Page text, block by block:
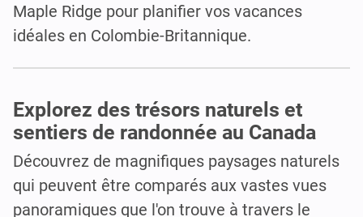
Maple Ridge pour planifier vos vacances
idéales en Colombie-Britannique.
Explorez des trésors naturels et
sentiers de randonnée au Canada
Découvrez de magnifiques paysages naturels
qui peuvent être comparés aux vastes vues
panoramiques que l'on trouve à travers le